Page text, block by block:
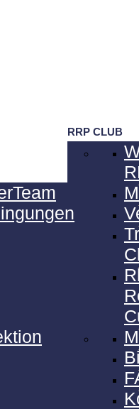
RRP CLUB